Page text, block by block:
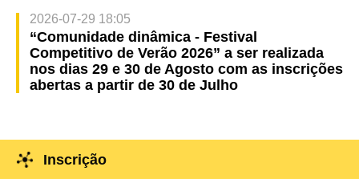
2026-07-29 18:05
“Comunidade dinâmica - Festival
Competitivo de Verão 2026” a ser realizada
nos dias 29 e 30 de Agosto com as inscrições
abertas a partir de 30 de Julho
Inscrição